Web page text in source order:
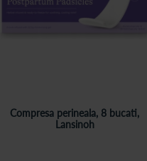
Compresa perineala, 8 bucati,
Lansinoh